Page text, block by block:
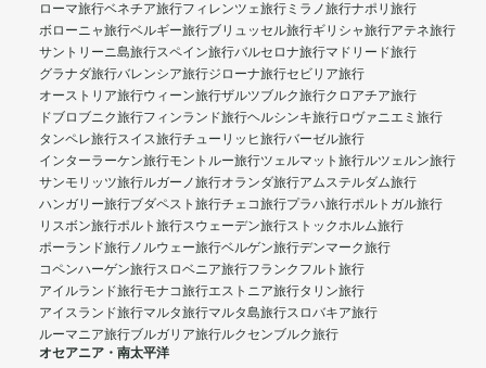
ローマ旅行ベネチア旅行フィレンツェ旅行 ミラノ旅行ナポリ旅行
ボローニャ旅行ベルギー旅行ブリュッセル旅行ギリシャ旅行アテネ旅行
サントリーニ島旅行スペイン旅行バルセロナ旅行マドリード旅行
グラナダ旅行バレンシア旅行ジローナ旅行セビリア旅行
オーストリア旅行ウィーン旅行ザルツブルク旅行クロアチア旅行
ドブロブニク旅行フィンランド旅行ヘルシンキ旅行ロヴァニエミ旅行
タンペレ旅行スイス旅行チューリッヒ旅行バーゼル旅行
インターラーケン旅行モントルー旅行ツェルマット旅行ルツェルン旅行
サンモリッツ旅行ルガーノ旅行オランダ旅行アムステルダム旅行
ハンガリー旅行ブダペスト旅行チェコ旅行プラハ旅行ポルトガル旅行
リスボン旅行ポルト旅行スウェーデン旅行ストックホルム旅行
ポーランド旅行ノルウェー旅行ベルゲン旅行デンマーク旅行
コペンハーゲン旅行スロベニア旅行フランクフルト旅行
アイルランド旅行モナコ旅行エストニア旅行タリン旅行
アイスランド旅行マルタ旅行マルタ島旅行スロバキア旅行
ルーマニア旅行ブルガリア旅行ルクセンブルク旅行
オセアニア・南太平洋